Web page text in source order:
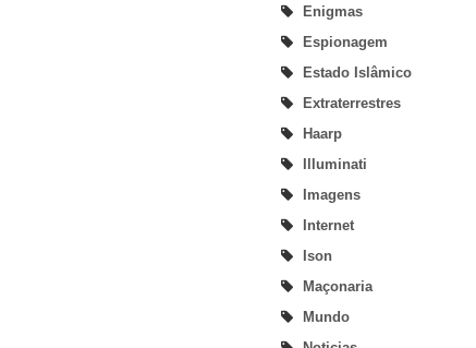
Enigmas
Espionagem
Estado Islâmico
Extraterrestres
Haarp
Illuminati
Imagens
Internet
Ison
Maçonaria
Mundo